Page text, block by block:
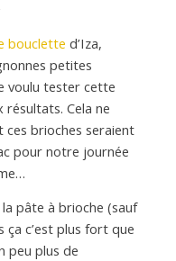
bouclette d’Iza,
petites
voulu tester cette
résultats. Cela ne
brioches seraient
pour notre journée
pâte à brioche (sauf
ça c’est plus fort que
peu plus de